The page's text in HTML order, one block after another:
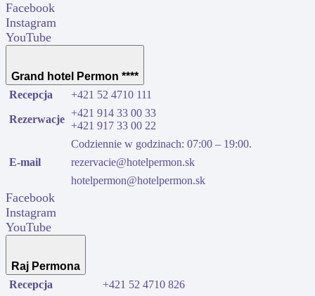
Facebook
Instagram
YouTube
Grand hotel Permon ****
Recepcja
+421 52 4710 111
Rezerwacje
+421 914 33 00 33
+421 917 33 00 22
Codziennie w godzinach: 07:00 – 19:00.
E-mail
rezervacie@hotelpermon.sk
hotelpermon@hotelpermon.sk
Facebook
Instagram
YouTube
Raj Permona
Recepcja
+421 52 4710 826